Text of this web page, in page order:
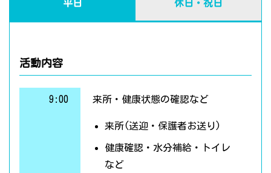
平日 休日・祝日
活動内容
9:00 来所・健康状態の確認など
来所(送迎・保護者お送り)
健康確認・水分補給・トイレ
など